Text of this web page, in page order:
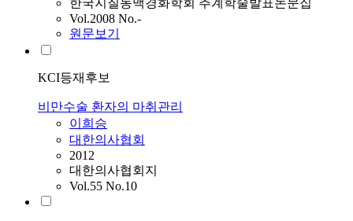
한국지질동맥경화학회 추계학술발표논문집
Vol.2008 No.-
원문보기
KCI등재후보
비만수술 환자의 마취관리
이희승
대한의사협회
2012
대한의사협회지
Vol.55 No.10